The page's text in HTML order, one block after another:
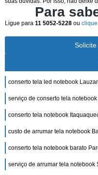
Para
Ligue para 11 5052-5228 ou
conserto tela led notebook
serviço de conserto tela
conserto tela notebook
custo de arrumar tela notebook
conserto tela notebook barato
serviço de arrumar tela notebook